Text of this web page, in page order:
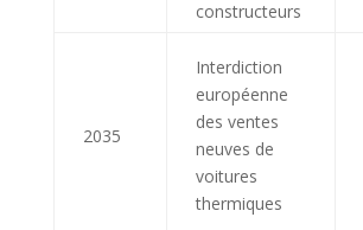
constructeurs
2035
Interdiction
européenne
des ventes
neuves de
voitures
thermiques